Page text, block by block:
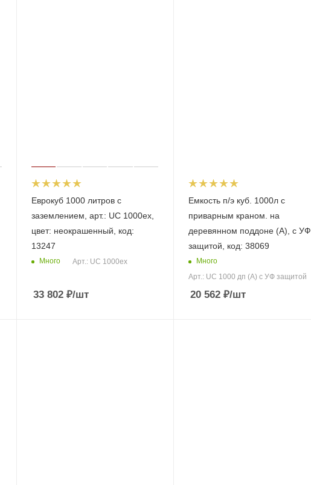
Еврокуб 1000 литров с
заземлением, арт.: UC 1000ex,
цвет: неокрашенный, код:
13247
Много Арт.: UC 1000ex
33 802₽/шт
Емкость п/э куб. 1000л с
приварным краном. на
деревянном поддоне (А), с УФ
защитой, код: 38069
Много
Арт.: UC 1000 дп (А) с УФ защитой
20 562₽/шт